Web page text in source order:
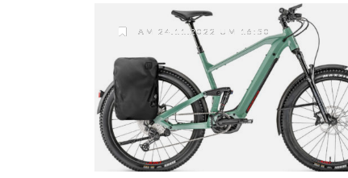
AM 24.11.2022 UM 16:50